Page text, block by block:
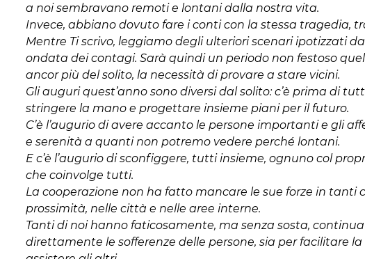
a noi sembravano remoti e lontani dalla nostra vita.
Invece, abbiano dovuto fare i conti con la stessa tragedia,
Mentre Ti scrivo, leggiamo degli ulteriori scenari ipotizzati
ondata dei contagi. Sarà quindi un periodo non festoso
ancor più del solito, la necessità di provare a stare vicini.
Gli auguri quest’anno sono diversi dal solito: c’è prima di
stringere la mano e progettare insieme piani per il futuro.
C’è l’augurio di avere accanto le persone importanti e gli
e serenità a quanti non potremo vedere perché lontani.
E c’è l’augurio di sconfiggere, tutti insieme, ognuno col
che coinvolge tutti.
La cooperazione non ha fatto mancare le sue forze in
prossimità, nelle città e nelle aree interne.
Tanti di noi hanno faticosamente, ma senza sosta,
direttamente le sofferenze delle persone, sia per facilitare